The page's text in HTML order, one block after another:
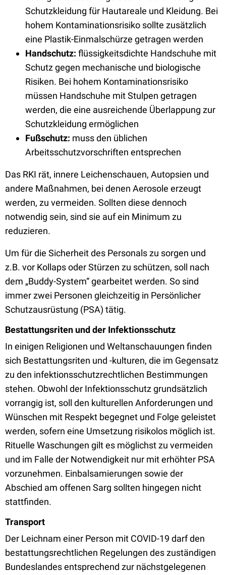
Schutzkleidung für Hautareale und Kleidung. Bei
hohem Kontaminationsrisiko sollte zusätzlich
eine Plastik-Einmalschürze getragen werden
Handschutz: flüssigkeitsdichte Handschuhe mit
Schutz gegen mechanische und biologische
Risiken. Bei hohem Kontaminationsrisiko
müssen Handschuhe mit Stulpen getragen
werden, die eine ausreichende Überlappung zur
Schutzkleidung ermöglichen
Fußschutz: muss den üblichen
Arbeitsschutzvorschriften entsprechen
Das RKI rät, innere Leichenschauen, Autopsien und
andere Maßnahmen, bei denen Aerosole erzeugt
werden, zu vermeiden. Sollten diese dennoch
notwendig sein, sind sie auf ein Minimum zu
reduzieren.
Um für die Sicherheit des Personals zu sorgen und
z.B. vor Kollaps oder Stürzen zu schützen, soll nach
dem „Buddy-System“ gearbeitet werden. So sind
immer zwei Personen gleichzeitig in Persönlicher
Schutzausrüstung (PSA) tätig.
Bestattungsriten und der Infektionsschutz
In einigen Religionen und Weltanschauungen finden
sich Bestattungsriten und -kulturen, die im Gegensatz
zu den infektionsschutzrechtlichen Bestimmungen
stehen. Obwohl der Infektionsschutz grundsätzlich
vorrangig ist, soll den kulturellen Anforderungen und
Wünschen mit Respekt begegnet und Folge geleistet
werden, sofern eine Umsetzung risikolos möglich ist.
Rituelle Waschungen gilt es möglichst zu vermeiden
und im Falle der Notwendigkeit nur mit erhöhter PSA
vorzunehmen. Einbalsamierungen sowie der
Abschied am offenen Sarg sollten hingegen nicht
stattfinden.
Transport
Der Leichnam einer Person mit COVID-19 darf den
bestattungsrechtlichen Regelungen des zuständigen
Bundeslandes entsprechend zur nächstgelegenen